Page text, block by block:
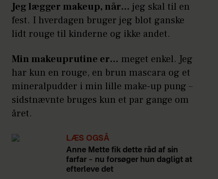
Jeg lægger makeup, når… jeg skal til en
fest. I hverdagen bruger jeg blot ganske
lidt rouge til kinderne og ikke andet.
Min makeuprutine er… meget enkel. Jeg
har kun en rouge, en brun mascara og et
mineralpudder i min lille make-up pung –
sidstnævnte bruges kun et par gange om
året.
LÆS OGSÅ
Anne Mette fik dette råd af sin
farfar – nu forsøger hun dagligt at
efterleve det